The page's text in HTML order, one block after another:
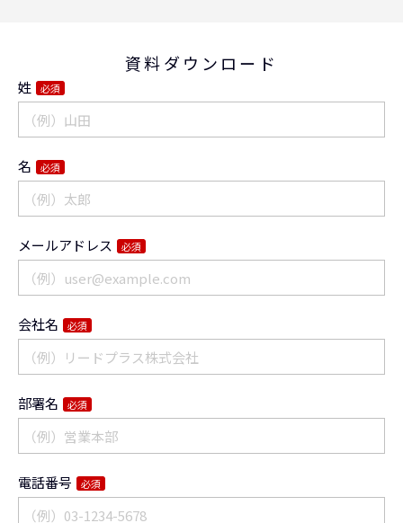
資料ダウンロード
姓 必須
名 必須
メールアドレス 必須
会社名 必須
部署名 必須
電話番号 必須